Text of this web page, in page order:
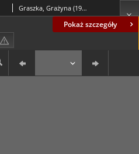
Pokaż szczegóły
Graszka, Grażyna (1958- )